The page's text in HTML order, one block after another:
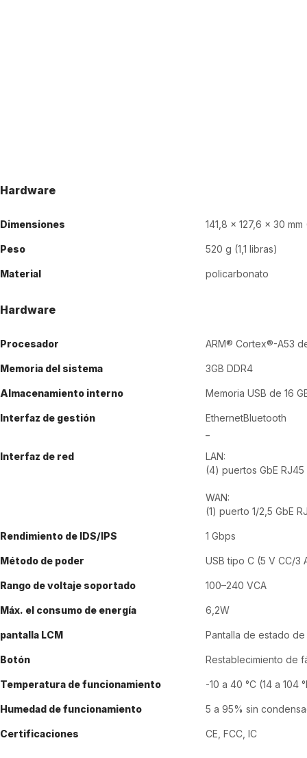
Hardware
Dimensiones 141,8 x 127,6 x 30
Peso 520 g (1,1 libras)
Material policarbonato
Hardware
Procesador ARM® Cortex®-A53
Memoria del sistema 3GB DDR4
Almacenamiento interno Memoria USB de 16
Interfaz de gestión
EthernetBluetooth
Interfaz de red
LAN:
(4) puertos GbE RJ45
WAN:
(1) puerto 1/2,5 GbE
Rendimiento de IDS/IPS 1 Gbps
Método de poder USB tipo C (5 V CC/3
Rango de voltaje soportado 100–240 VCA
Máx. el consumo de energía 6,2W
pantalla LCM Pantalla de estado
Botón Restablecimiento de
Temperatura de funcionamiento -10 a 40 °C (14 a 104
Humedad de funcionamiento 5 a 95% sin
Certificaciones CE, FCC, IC